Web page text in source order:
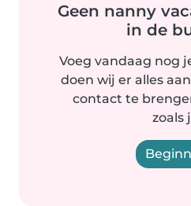
Geen nanny
in de
Voeg vandaag nog
doen wij er alles
contact te
zoals